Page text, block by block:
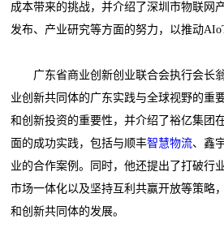
成本带来的挑战，并介绍了深圳市物联网
发布、产业研究等方面的努力，以推动
广东省商业创新创业联合会执行会长
业创新共同体的广东实践与全球视野的重
和创新投资的重要性，并介绍了裕亿集团
面的成功实践，包括与顺丰智慧物流、鑫
业的合作案例。同时，他还提出了打破行
市场一体化以及坚持互利共赢开放等策略
和创新共同体的发展。